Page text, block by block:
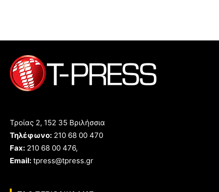
Τροίας 2, 152 35 Βριλήσσια
Τηλέφωνο: 210 68 00 470
Fax: 210 68 00 476,
Email: tpress@tpress.gr